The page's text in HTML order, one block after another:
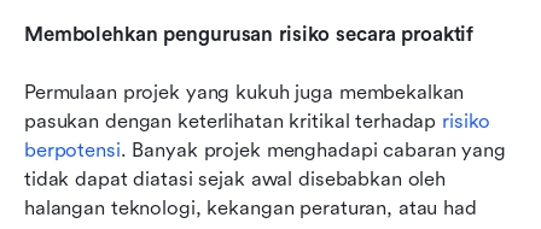
Membolehkan pengurusan risiko secara proaktif
Permulaan projek yang kukuh juga membekalkan
pasukan dengan keterlihatan kritikal terhadap risiko
berpotensi. Banyak projek menghadapi cabaran yang
tidak dapat diatasi sejak awal disebabkan oleh
halangan teknologi, kekangan peraturan, atau had